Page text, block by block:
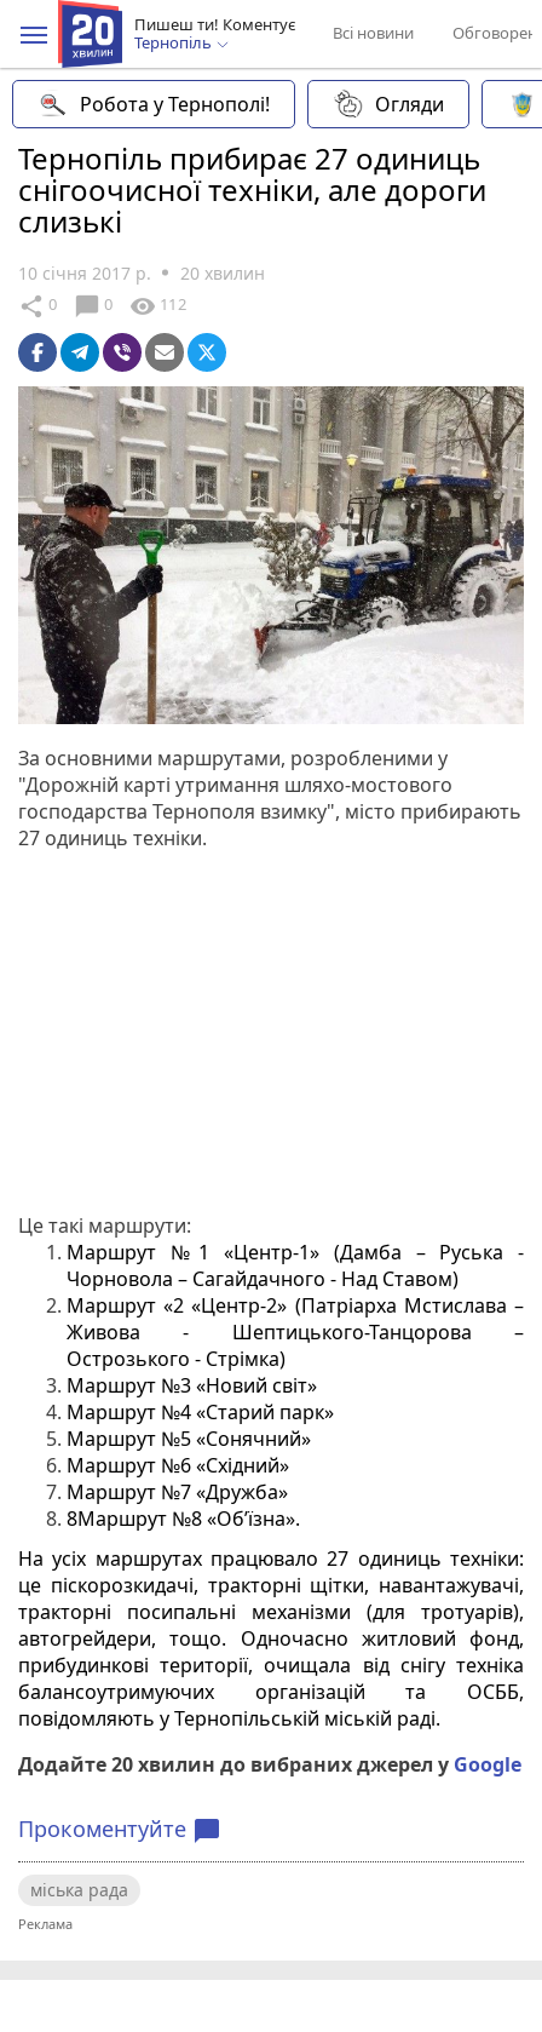
Пишеш ти! Коментує
Тернопіль
Всі новини
Робота у Тернополі! Огляди
Тернопіль прибирає 27 одиниць
снігоочисної техніки, але дороги
слизькі
10 січня 2017 р. 20 хвилин
share 0 chat_bubble 0 visibility 112
За основними маршрутами, розробленими у
"Дорожній карті утримання шляхо-мостового
господарства Тернополя взимку", місто прибирають
27 одиниць техніки.
Це такі маршрути:
Маршрут №1 «Центр-1» (Дамба – Руська -
Чорновола – Сагайдачного - Над Ставом)
Маршрут «2 «Центр-2» (Патріарха Мстислава –
Живова - Шептицького-Танцорова –
Острозького - Стрімка)
Маршрут №3 «Новий світ»
Маршрут №4 «Старий парк»
Маршрут №5 «Сонячний»
Маршрут №6 «Східний»
Маршрут №7 «Дружба»
8Маршрут №8 «Об’їзна».
На усіх маршрутах працювало 27 одиниць техніки:
це піскорозкидачі, тракторні щітки, навантажувачі,
тракторні посипальні механізми (для тротуарів),
автогрейдери, тощо. Одночасно житловий фонд,
прибудинкові території, очищала від снігу техніка
балансоутримуючих організацій та ОСББ,
повідомляють у Тернопільській міській раді.
Додайте 20 хвилин до вибраних джерел у Google
Прокоментуйте chat_bubble
міська рада